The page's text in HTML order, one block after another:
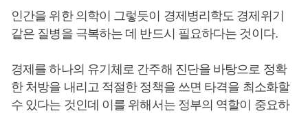
인간을 위한 의학이 그렇듯이 경제병리학도 경제위기
같은 질병을 극복하는 데 반드시 필요하다는 것이다.
경제를 하나의 유기체로 간주해 진단을 바탕으로 정확
한 처방을 내리고 적절한 정책을 쓰면 타격을 최소화할
수 있다는 것인데 이를 위해서는 정부의 역할이 중요하